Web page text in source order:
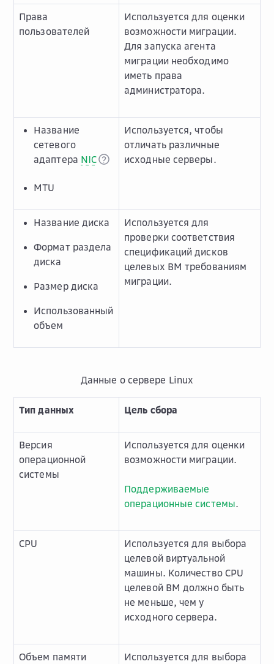
Права
пользователей
Используется для оценки
возможности миграции.
Для запуска агента
миграции необходимо
иметь права
администратора.
Название
сетевого
адаптера NIC
MTU
Используется, чтобы
отличать различные
исходные серверы.
Название диска
Формат раздела
диска
Размер диска
Использованный
объем
Используется для
проверки соответствия
спецификаций дисков
целевых ВМ требованиям
миграции.
Данные о сервере Linux
Тип данных Цель сбора
Версия
операционной
системы
Используется для оценки
возможности миграции.
Поддерживаемые
операционные системы.
CPU
Используется для выбора
целевой виртуальной
машины. Количество CPU
целевой ВМ должно быть
не меньше, чем у
исходного сервера.
Объем памяти
Используется для выбора